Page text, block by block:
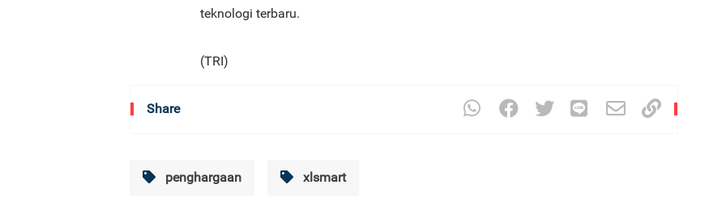
teknologi terbaru.
(TRI)
Share
penghargaan xlsmart